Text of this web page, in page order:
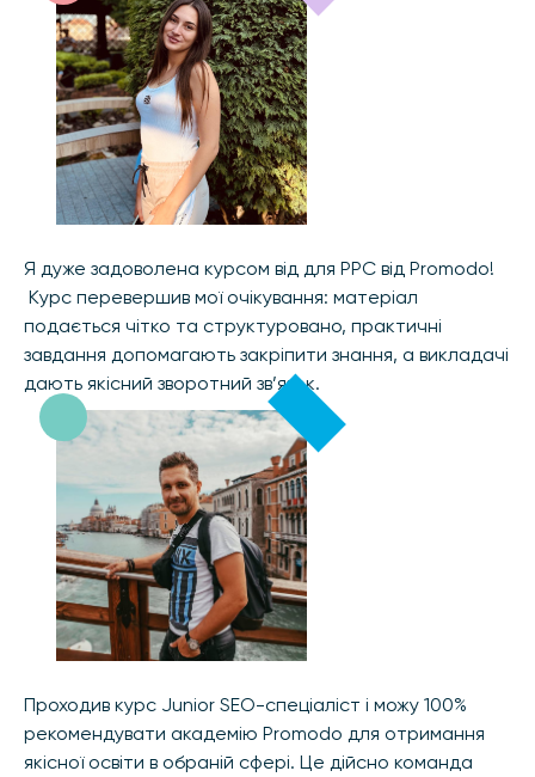
Я дуже задоволена курсом від для PPC від Promodo!
Курс перевершив мої очікування: матеріал
подається чітко та структуровано, практичні
завдання допомагають закріпити знання, а викладачі
дають якісний зворотний зв’язок.
Проходив курс Junior SEO-спеціаліст і можу 100%
рекомендувати академію Promodo для отримання
якісної освіти в обраній сфері. Це дійсно команда